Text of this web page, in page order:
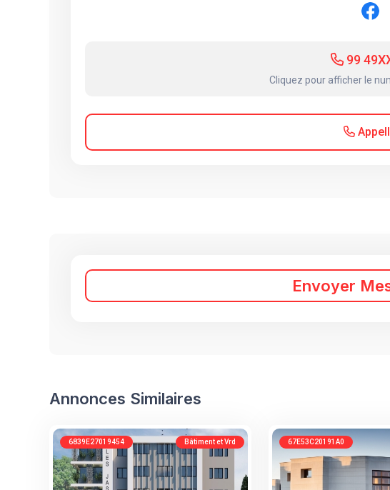
99
Cliquez pour afficher le
Envoyer
Annonces Similaires
6839E27019454 Bâtiment et Vrd 67E53C20191A0